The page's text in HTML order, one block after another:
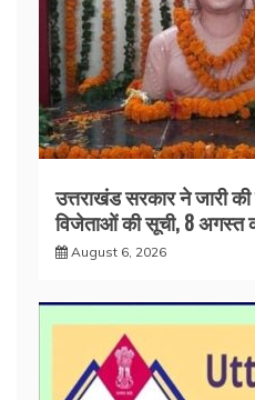
उत्तराखंड सरकार ने जारी
विजेताओं की सूची, 8 अगस्त
August 6, 2026